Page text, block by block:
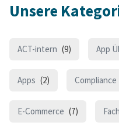
Unsere
ACT-intern (9) App
Apps (2) Compliance
E-Commerce (7)